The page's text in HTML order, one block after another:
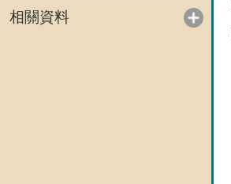
相關資料